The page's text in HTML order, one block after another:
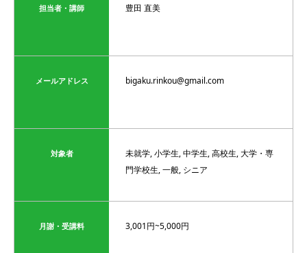
担当者・講師 豊田 直美
メールアドレス bigaku.rinkou@gmail.com
対象者
未就学, 小学生, 中学生, 高校生, 大学・専
門学校生, 一般, シニア
月謝・受講料 3,001円~5,000円